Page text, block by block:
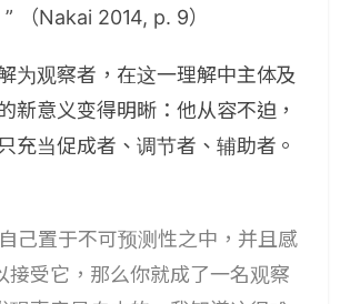
” （Nakai 2014, p. 9）
为观察者，在这一理解中主体及
新意义变得明晰：他从容不迫，
充当促成者、调节者、辅助者。
己置于不可预测性之中，并且感
接受它，那么你就成了一名观察